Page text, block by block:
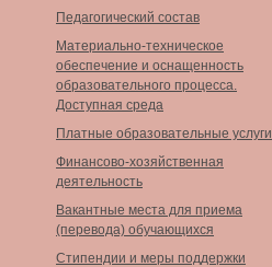
Педагогический состав
Материально-техническое
обеспечение и оснащенность
образовательного процесса.
Доступная среда
Платные образовательные услуги
Финансово-хозяйственная
деятельность
Вакантные места для приема
(перевода) обучающихся
Стипендии и меры поддержки